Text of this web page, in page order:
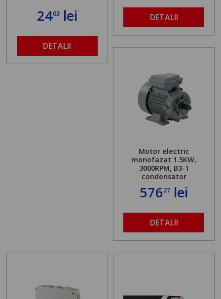
2403lei
DETALII
DETALII
Motor electric
monofazat 1.5KW,
3000RPM, B3-1
condensator
57627 lei
DETALII